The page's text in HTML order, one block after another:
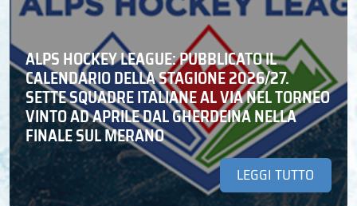
ALPS HOCKEY LEAGUE: PUBBLICATO IL
CALENDARIO DELLA STAGIONE 2026/27.
SETTE SQUADRE ITALIANE AL VIA NEL TORNEO
VINTO AD APRILE DAL GHERDEINA NELLA
FINALE SUL MERANO
LEGGI TUTTO